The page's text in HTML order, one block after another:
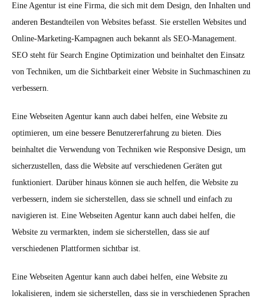
Eine Agentur ist eine Firma, die sich mit dem Design, den Inhalten und
anderen Bestandteilen von Websites befasst. Sie erstellen Websites und
Online-Marketing-Kampagnen auch bekannt als SEO-Management.
SEO steht für Search Engine Optimization und beinhaltet den Einsatz
von Techniken, um die Sichtbarkeit einer Website in Suchmaschinen zu
verbessern.
Eine Webseiten Agentur kann auch dabei helfen, eine Website zu
optimieren, um eine bessere Benutzererfahrung zu bieten. Dies
beinhaltet die Verwendung von Techniken wie Responsive Design, um
sicherzustellen, dass die Website auf verschiedenen Geräten gut
funktioniert. Darüber hinaus können sie auch helfen, die Website zu
verbessern, indem sie sicherstellen, dass sie schnell und einfach zu
navigieren ist. Eine Webseiten Agentur kann auch dabei helfen, die
Website zu vermarkten, indem sie sicherstellen, dass sie auf
verschiedenen Plattformen sichtbar ist.
Eine Webseiten Agentur kann auch dabei helfen, eine Website zu
lokalisieren, indem sie sicherstellen, dass sie in verschiedenen Sprachen